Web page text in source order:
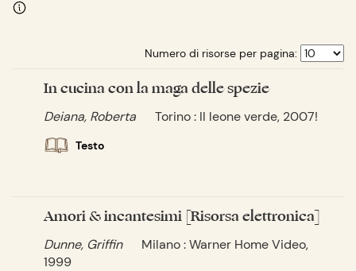
Numero di risorse per pagina:
In cucina con la maga delle spezie
Deiana, Roberta Torino : Il leone verde, 2007!
Testo
Amori & incantesimi [Risorsa elettronica]
Dunne, Griffin
Milano : Warner Home Video,
1999